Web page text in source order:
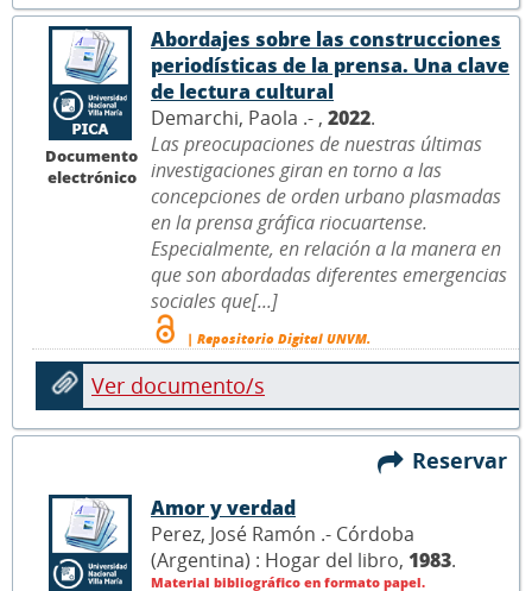
Documento
electrónico
Abordajes sobre las construcciones
periodísticas de la prensa. Una clave
de lectura cultural
Demarchi, Paola .- , 2022.
Las preocupaciones de nuestras últimas
investigaciones giran en torno a las
concepciones de orden urbano plasmadas
en la prensa gráfica riocuartense.
Especialmente, en relación a la manera en
que son abordadas diferentes emergencias
sociales que[...]
| Repositorio Digital UNVM.
Ver documento/s
Reservar
Amor y verdad
Perez, José Ramón .- Córdoba
(Argentina) : Hogar del libro, 1983.
Material bibliográfico en formato papel.